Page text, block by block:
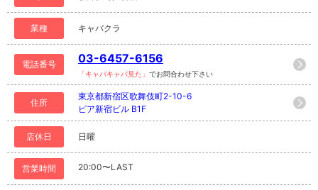
業種 キャバクラ
電話番号 03-6457-6156
「キャバキャバ見た」 でお問合わせ下さい
住所
東京都新宿区歌舞伎町2-10-6
ピア新宿ビル B1F
店休日 日曜
営業時間 20:00〜LAST